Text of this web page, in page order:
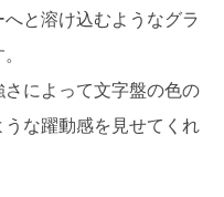
と溶け込むようなグラ
によって文字盤の色の
な躍動感を見せてくれ